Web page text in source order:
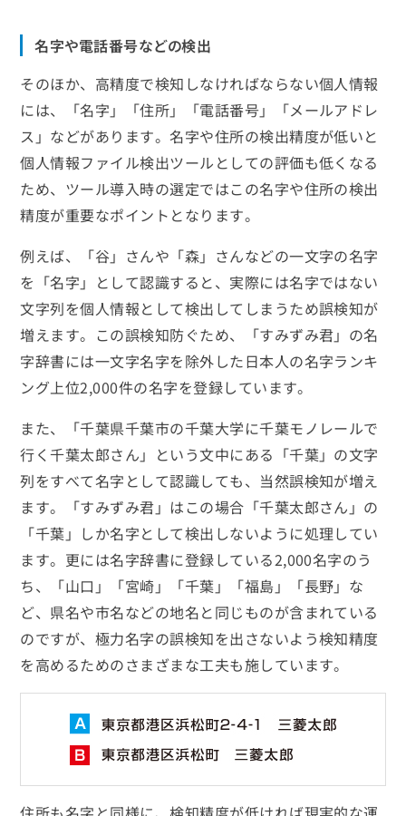
名字や電話番号などの検出
そのほか、高精度で検知しなければならない個人情報
には、「名字」「住所」「電話番号」「メールアドレ
ス」などがあります。名字や住所の検出精度が低いと
個人情報ファイル検出ツールとしての評価も低くなる
ため、ツール導入時の選定ではこの名字や住所の検出
精度が重要なポイントとなります。
例えば、「谷」さんや「森」さんなどの一文字の名字
を「名字」として認識すると、実際には名字ではない
文字列を個人情報として検出してしまうため誤検知が
増えます。この誤検知防ぐため、「すみずみ君」の名
字辞書には一文字名字を除外した日本人の名字ランキ
ング上位2,000件の名字を登録しています。
また、「千葉県千葉市の千葉大学に千葉モノレールで
行く千葉太郎さん」という文中にある「千葉」の文字
列をすべて名字として認識しても、当然誤検知が増え
ます。「すみずみ君」はこの場合「千葉太郎さん」の
「千葉」しか名字として検出しないように処理してい
ます。更には名字辞書に登録している2,000名字のう
ち、「山口」「宮崎」「千葉」「福島」「長野」な
ど、県名や市名などの地名と同じものが含まれている
のですが、極力名字の誤検知を出さないよう検知精度
を高めるためのさまざまな工夫も施しています。